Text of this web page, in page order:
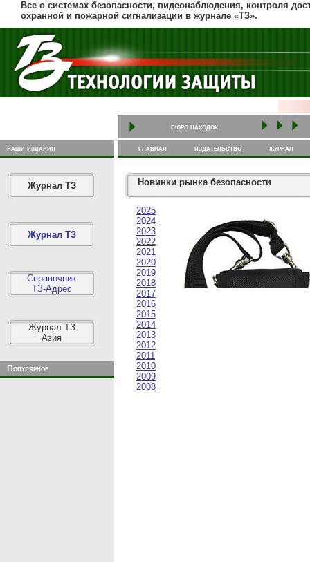
Все о системах безопасности, видеонаблюдения, контроля
охранной и пожарной сигнализации в журнале «ТЗ».
бюро находок
наши издания главная издательство журнал
Журнал ТЗ
Журнал ТЗ
Справочник
ТЗ-Адрес
Журнал ТЗ
Азия
Популярное
Новинки рынка безопасности
2025
2024
2023
2022
2021
2020
2019
2018
2017
2016
2015
2014
2013
2012
2011
2010
2009
2008